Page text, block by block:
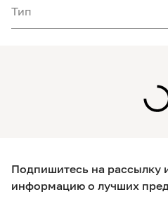
Тип
Подпишитесь на рассылку
информацию о лучших